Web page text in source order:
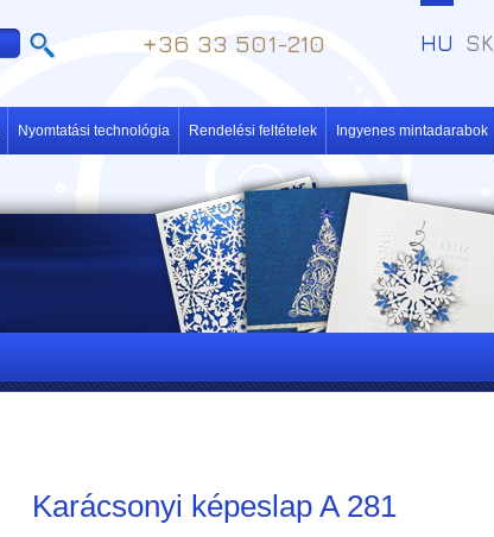
+36 33 501-210 SK
HU
Nyomtatási technológia Rendelési feltételek Ingyenes mintadarabok
Karácsonyi képeslap A 281